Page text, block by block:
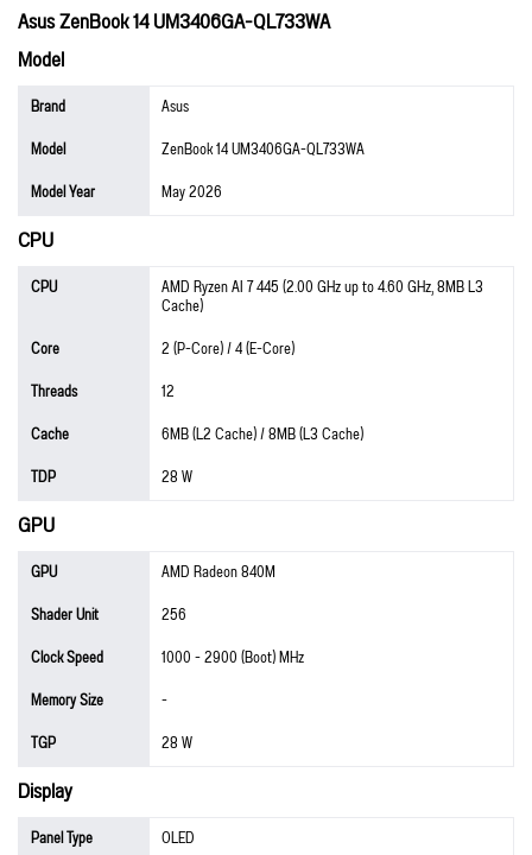
Asus ZenBook 14 UM3406GA-QL733WA
Model
Brand
Asus
Model
ZenBook 14 UM3406GA-QL733WA
Model Year
May 2026
CPU
CPU AMD Ryzen AI 7 445 (2.00 GHz up to 4.60 GHz, 8MB L3
Cache)
Core
2 (P-Core) / 4 (E-Core)
Threads
12
Cache
6MB (L2 Cache) / 8MB (L3 Cache)
TDP
28 W
GPU
GPU
AMD Radeon 840M
Shader Unit
256
Clock Speed
1000 - 2900 (Boot) MHz
Memory Size
-
TGP
28 W
Display
Panel Type
OLED